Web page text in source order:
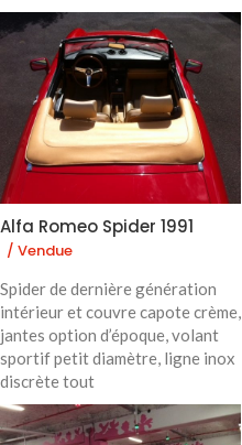
Alfa Romeo Spider 1991
/ Vendue
Spider de dernière génération
intérieur et couvre capote crème,
jantes option d’époque, volant
sportif petit diamètre, ligne inox
discrète tout